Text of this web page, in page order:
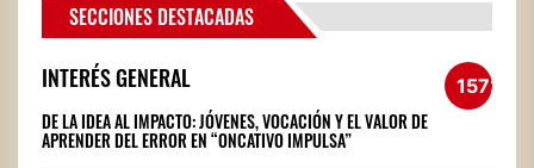
SECCIONES DESTACADAS
INTERÉS GENERAL 1572
DE LA IDEA AL IMPACTO: JÓVENES, VOCACIÓN Y EL VALOR DE
APRENDER DEL ERROR EN “ONCATIVO IMPULSA”